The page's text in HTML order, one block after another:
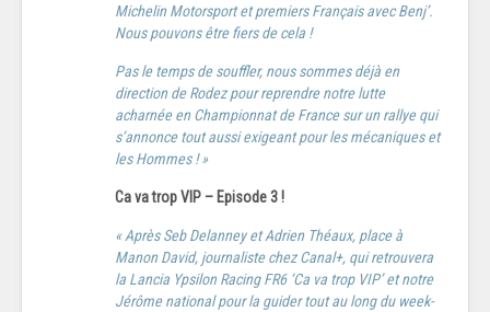
Michelin Motorsport et premiers Français avec Benj’.
Nous pouvons être fiers de cela !
Pas le temps de souffler, nous sommes déjà en
direction de Rodez pour reprendre notre lutte
acharnée en Championnat de France sur un rallye qui
s’annonce tout aussi exigeant pour les mécaniques et
les Hommes ! »
Ca va trop VIP – Episode 3 !
« Après Seb Delanney et Adrien Théaux, place à
Manon David, journaliste chez Canal+, qui retrouvera
la Lancia Ypsilon Racing FR6 ‘Ca va trop VIP’ et notre
Jérôme national pour la guider tout au long du week-